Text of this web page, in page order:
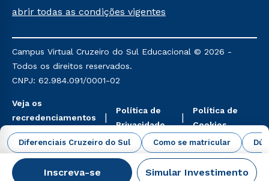
Diferenciais Cruzeiro do Sul Como se matricular
Inscreva-se Simular Investimento
Já para as demais, a taxa de matrícula será de R$
mencionadas são referentes aos cursos: Ensino
Religioso, Geografia para a Docência e Metodologia
do Ensino de História: Questões Atuais.
abrir todas as condições vigentes
Campus Virtual Cruzeiro do Sul Educacional © 2026 -
Todos os direitos reservados.
CNPJ: 62.984.091/0001-02
Veja os
recredenciamentos
aqui
Política de
Privacidade
Política de
Cookies